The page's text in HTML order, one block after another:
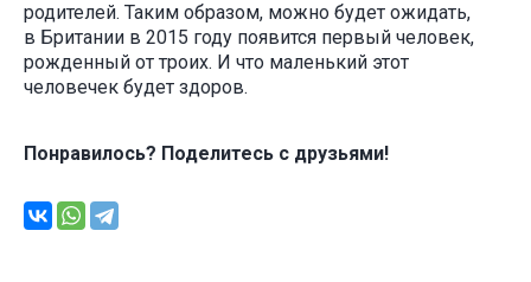
родителей. Таким образом, можно будет ожидать,
в Британии в 2015 году появится первый человек,
рожденный от троих. И что маленький этот
человечек будет здоров.
Понравилось? Поделитесь с друзьями!